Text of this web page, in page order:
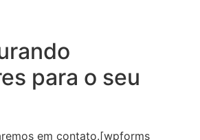
para o seu
em contato.[wpforms